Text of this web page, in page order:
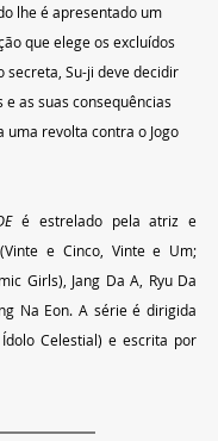
lhe é apresentado um
que elege os excluídos
secreta, Su-ji deve decidir
as suas consequências
uma revolta contra o Jogo
é estrelado pela atriz e
e Cinco, Vinte e Um;
Girls), Jang Da A, Ryu Da
Na Eon. A série é dirigida
Celestial) e escrita por